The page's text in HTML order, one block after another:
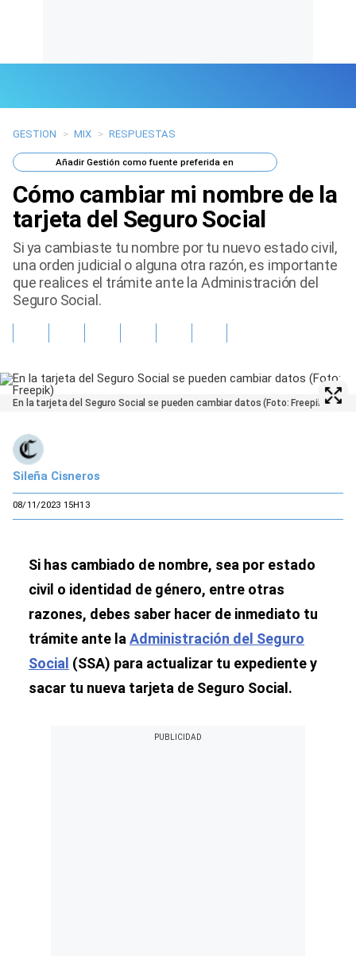
Últimas Noticias
Mi Bolsillo
Respuestas
Gente
Vida Laboral
GESTION > MIX > RESPUESTAS
AñadirGestión como fuente preferida en
Cómo cambiar mi nombre de la
tarjeta del Seguro Social
Si ya cambiaste tu nombre por tu nuevo estado civil,
una orden judicial o alguna otra razón, es importante
que realices el trámite ante la Administración del
Seguro Social.
En la tarjeta del Seguro Social se pueden cambiar datos (Foto: Freepik)
Sileña Cisneros
08/11/2023 15H13
Si has cambiado de nombre, sea por estado
civil o identidad de género, entre otras
razones, debes saber hacer de inmediato tu
trámite ante la Administración del Seguro
Social (SSA) para actualizar tu expediente y
sacar tu nueva tarjeta de Seguro Social.